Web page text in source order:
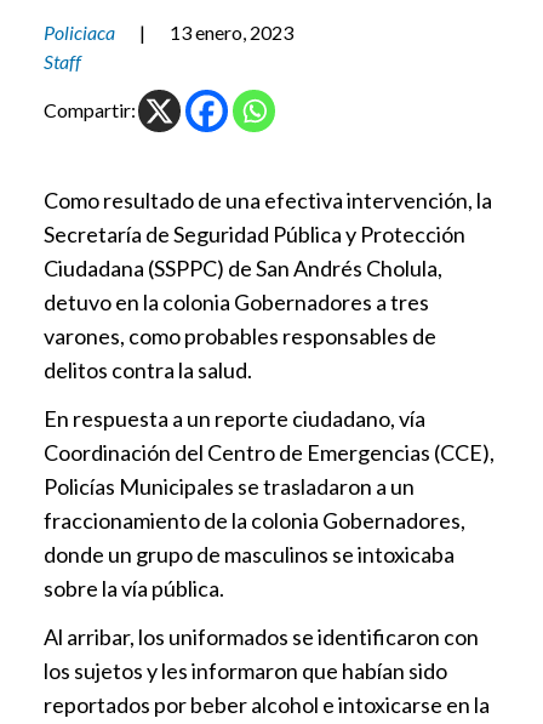
Policiaca |
13 enero, 2023
Staff
Compartir:
Como resultado de una efectiva intervención, la
Secretaría de Seguridad Pública y Protección
Ciudadana (SSPPC) de San Andrés Cholula,
detuvo en la colonia Gobernadores a tres
varones, como probables responsables de
delitos contra la salud.
En respuesta a un reporte ciudadano, vía
Coordinación del Centro de Emergencias (CCE),
Policías Municipales se trasladaron a un
fraccionamiento de la colonia Gobernadores,
donde un grupo de masculinos se intoxicaba
sobre la vía pública.
Al arribar, los uniformados se identificaron con
los sujetos y les informaron que habían sido
reportados por beber alcohol e intoxicarse en la